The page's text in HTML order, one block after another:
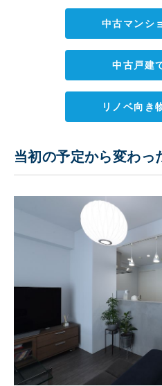
中古マンシ
中古戸建
リノベ向き
当初の予定から変わっ